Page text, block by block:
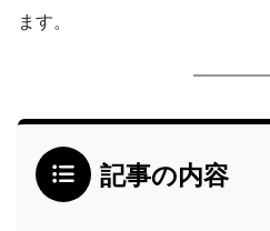
ます。
記事の内容